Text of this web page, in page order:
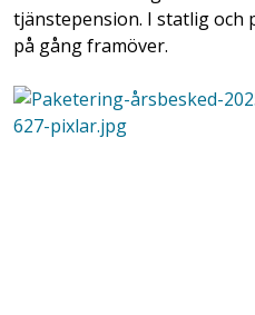
tjänstepension. I statlig
på gång framöver.